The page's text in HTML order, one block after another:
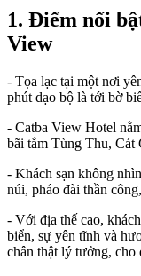
1. Điểm nổi
View
- Tọa lạc tại một nơi
phút dạo bộ là tới bờ
- Catba View Hotel
bãi tắm Tùng Thu, Cát
- Khách sạn không
núi, pháo đài thần
- Với địa thế cao,
biển, sự yên tĩnh và
chân thật lý tưởng,